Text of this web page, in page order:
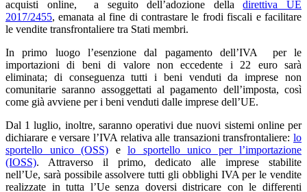
acquisti online, a seguito dell’adozione delladirettiva UE
2017/2455, emanata al fine di contrastare le frodi fiscali e facilitare
le vendite transfrontaliere tra Stati membri.
In primo luogo l’esenzione dal pagamento dell’IVA per le
importazioni di beni di valore non eccedente i 22 euro sarà
eliminata; di conseguenza tutti i beni venduti da imprese non
comunitarie saranno assoggettati al pagamento dell’imposta, così
come già avviene per i beni venduti dalle imprese dell’UE.
Dal 1 luglio, inoltre, saranno operativi due nuovi sistemi online per
dichiarare e versare l’IVA relativa alle transazioni transfrontaliere: lo
sportello unico (OSS) e lo sportello unico per l’importazione
(IOSS). Attraverso il primo, dedicato alle imprese stabilite
nell’Ue, sarà possibile assolvere tutti gli obblighi IVA per le vendite
realizzate in tutta l’Ue senza doversi districare con le differenti